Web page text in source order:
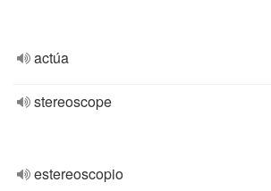
actúa
stereoscope
estereoscopio